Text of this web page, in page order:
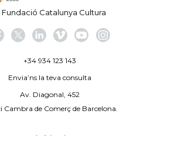
Catalunya Cultura
+34 934 123 143
Envia’ns la teva consulta
Av. Diagonal, 452
Cambra de Comerç de Barcelona.
Avís legal